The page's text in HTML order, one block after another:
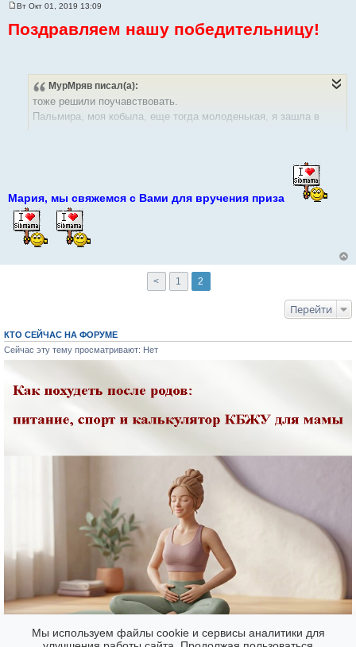
о
о
Вт Окт 01, 2019 13:09
Поздравляем нашу победительницу!
МурМряв писал(а):
тоже решили поучавствовать.
Пальмира, моя кобыла, еще тогда молоденькая, я зашла в
Мария, мы свяжемся с Вами для вручения приза
< 1 2
Перейти
КТО СЕЙЧАС НА ФОРУМЕ
Сейчас эту тему просматривают: Нет
Мы используем файлы cookie и сервисы аналитики для